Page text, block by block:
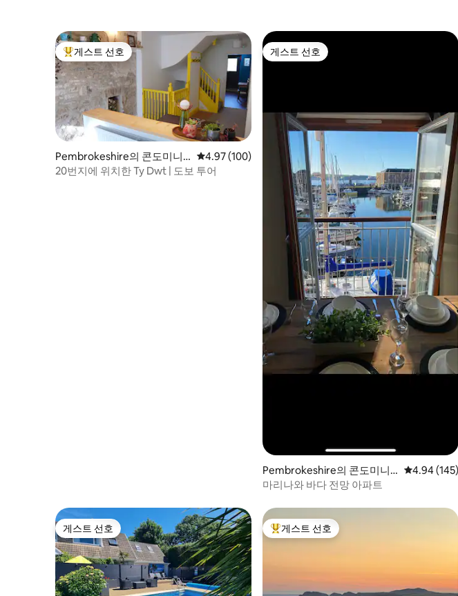
상위 게스트 선호
게스트 선호
Pembrokeshire의 콘도미니
엄
평점 4.97점(5점 만점), 후기 100개
4.97 (100)
20번지에 위치한 Ty Dwt | 도보 투어
게스트 선호
게스트 선호
Pembrokeshire의 콘도미니
엄
평점 4.94점
4.94 (145)
마리나와 바다 전망 아파트
게스트 선호
게스트 선호 상위 게스트 선호
게스트 선호